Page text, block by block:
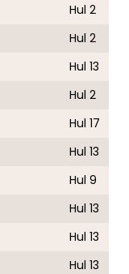
Hul 2
Hul 2
Hul 13
Hul 2
Hul 17
Hul 13
Hul 9
Hul 13
Hul 13
Hul 13